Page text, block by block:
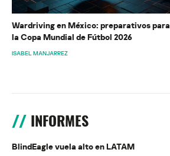
Wardriving en México: preparativos para
la Copa Mundial de Fútbol 2026
ISABEL MANJARREZ
INFORMES
BlindEagle vuela alto en LATAM